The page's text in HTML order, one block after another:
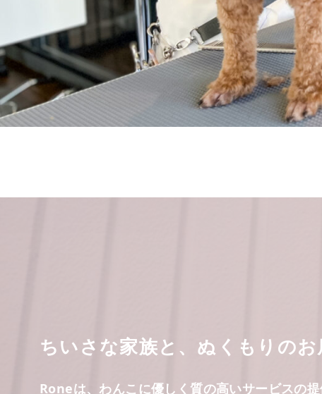
ちいさな家族と、ぬくもりのお
Roneは、わんこに優しく質の高いサービスの